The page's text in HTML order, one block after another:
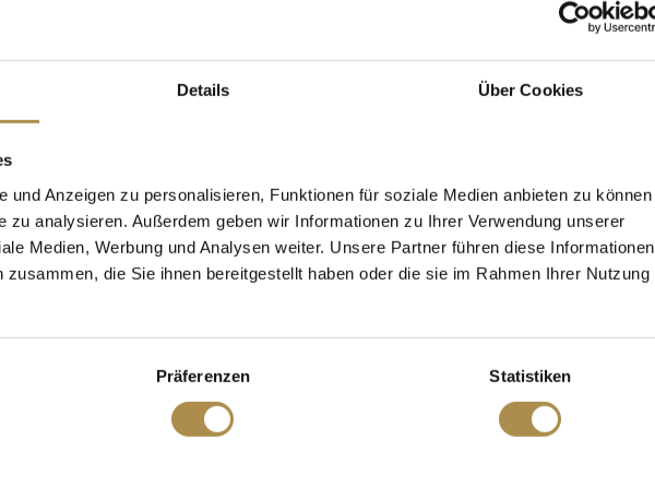
Details Über Cookies
und Anzeigen zu personalisieren, Funktionen für soziale Medien anbieten zu können
zu analysieren. Außerdem geben wir Informationen zu Ihrer Verwendung unserer
Medien, Werbung und Analysen weiter. Unsere Partner führen diese Informationen
die Sie ihnen bereitgestellt haben oder die sie im Rahmen Ihrer Nutzung
Präferenzen Statistiken